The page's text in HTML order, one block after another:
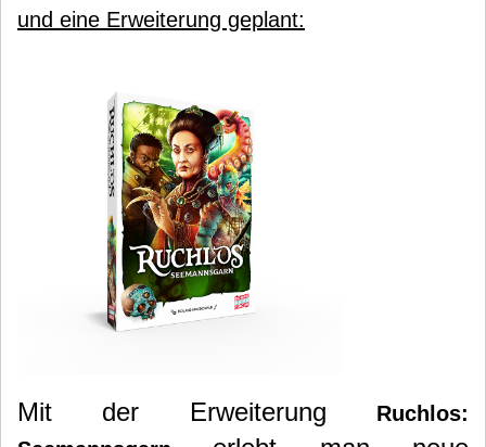
und eine Erweiterung geplant:
Mit der Erweiterung
Ruchlos: